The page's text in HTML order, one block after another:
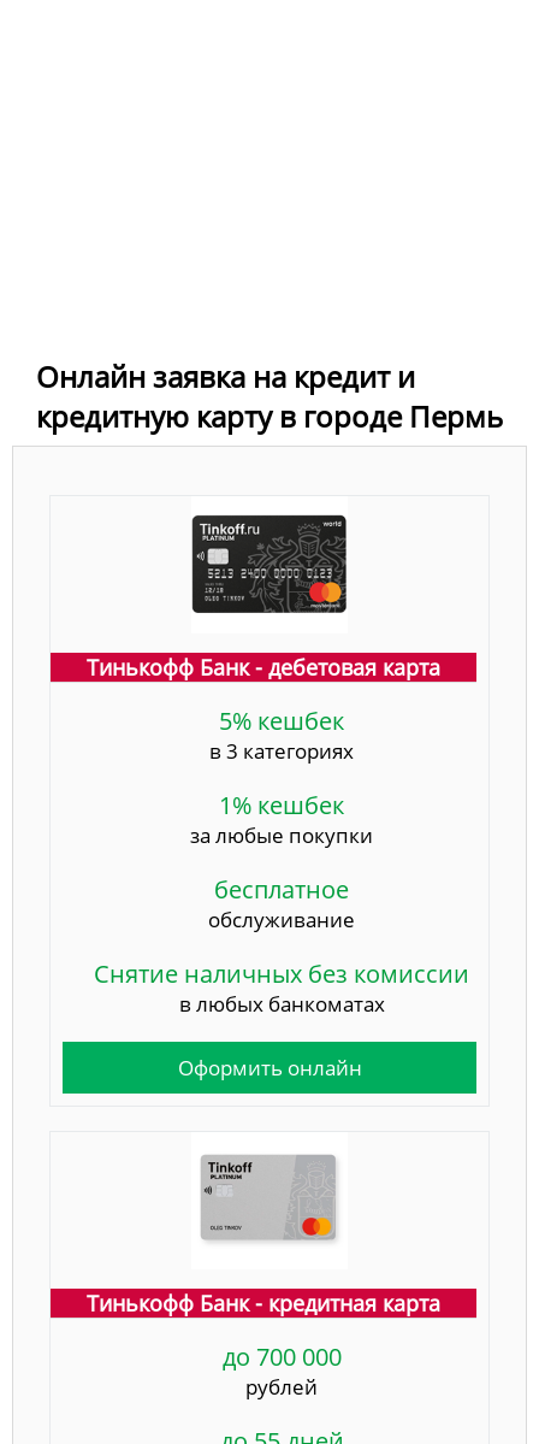
Онлайн заявка на кредит и
кредитную карту в городе Пермь
Тинькофф Банк - дебетовая карта
5% кешбек
в 3 категориях
1% кешбек
за любые покупки
бесплатное
обслуживание
Снятие наличных без комиссии
в любых банкоматах
Оформить онлайн
Тинькофф Банк - кредитная карта
до 700 000
рублей